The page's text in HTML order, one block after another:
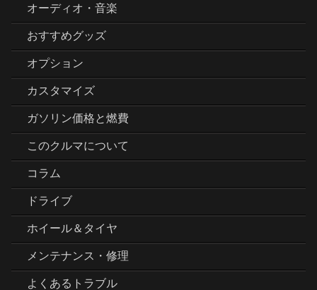
オーディオ・音楽
おすすめグッズ
オプション
カスタマイズ
ガソリン価格と燃費
このクルマについて
コラム
ドライブ
ホイール＆タイヤ
メンテナンス・修理
よくあるトラブル